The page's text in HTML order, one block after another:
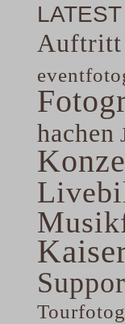
Auftritt
hachen